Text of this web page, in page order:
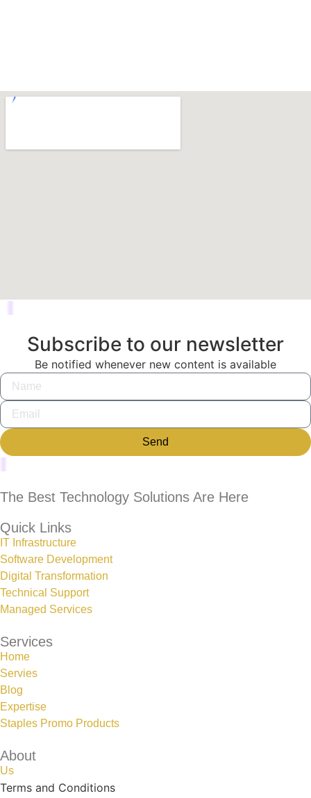
Subscribe to our newsletter
Be notified whenever new content is available
Send
The Best Technology Solutions Are Here
Quick Links
IT Infrastructure
Software Development
Digital Transformation
Technical Support
Managed Services
Services
Home
Servies
Blog
Expertise
Staples Promo Products
About
Us
Terms and Conditions